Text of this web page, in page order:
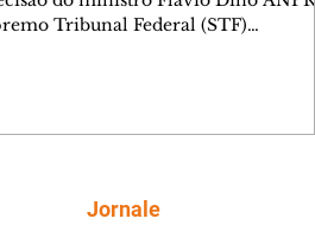
Tribunal Federal (STF)
será feita no âmbito da Ação Direta
Jornale